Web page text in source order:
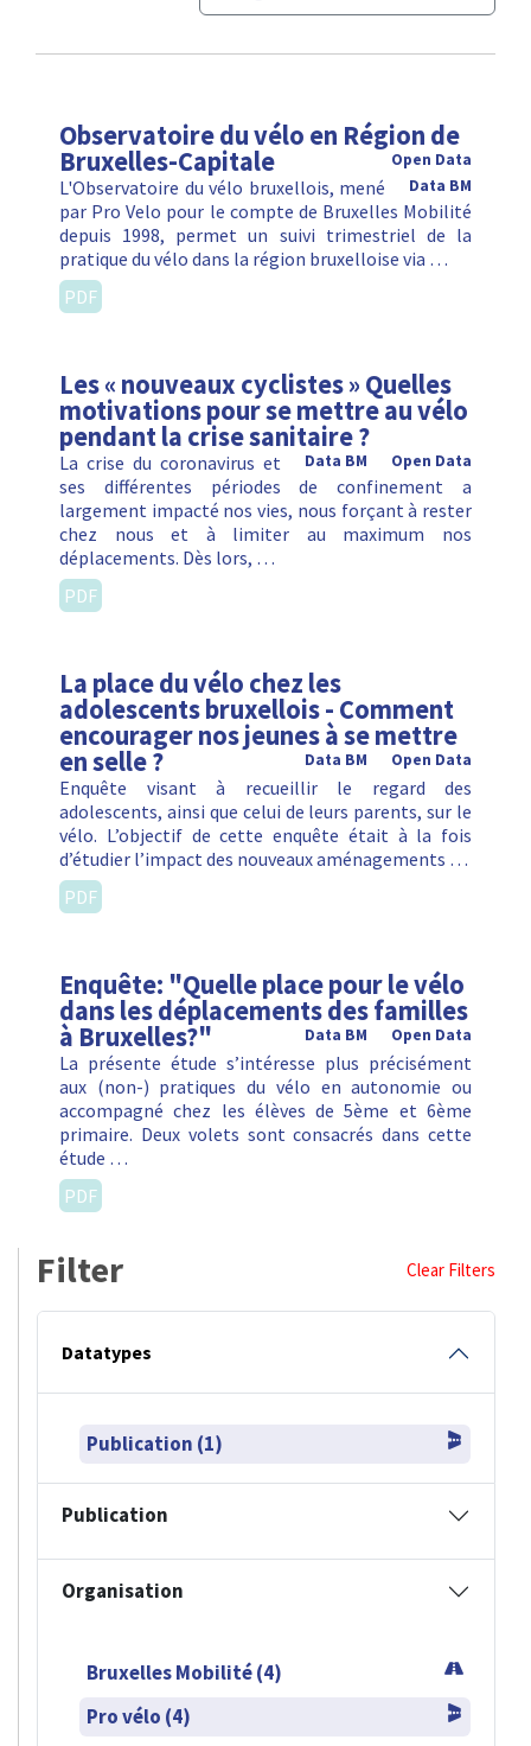
Observatoire du vélo en Région de
Bruxelles-Capitale
Open Data
Data BM
L'Observatoire du vélo bruxellois, mené
par Pro Velo pour le compte de Bruxelles Mobilité
depuis 1998, permet un suivi trimestriel de la
pratique du vélo dans la région bruxelloise via …
PDF
Les « nouveaux cyclistes » Quelles
motivations pour se mettre au vélo
pendant la crise sanitaire ?
Open Data
Data BM
La crise du coronavirus et
ses différentes périodes de confinement a
largement impacté nos vies, nous forçant à rester
chez nous et à limiter au maximum nos
déplacements. Dès lors, …
PDF
La place du vélo chez les
adolescents bruxellois - Comment
encourager nos jeunes à se mettre
en selle ? Open Data
Data BM
Enquête visant à recueillir le regard des
adolescents, ainsi que celui de leurs parents, sur le
vélo. L’objectif de cette enquête était à la fois
d’étudier l’impact des nouveaux aménagements …
PDF
Enquête: "Quelle place pour le vélo
dans les déplacements des familles
à Bruxelles?" Open Data
Data BM
La présente étude s’intéresse plus précisément
aux (non-) pratiques du vélo en autonomie ou
accompagné chez les élèves de 5ème et 6ème
primaire. Deux volets sont consacrés dans cette
étude …
PDF
Filter Clear Filters
Datatypes
Publication (1)
Publication
Organisation
Bruxelles Mobilité (4)
Pro vélo (4)